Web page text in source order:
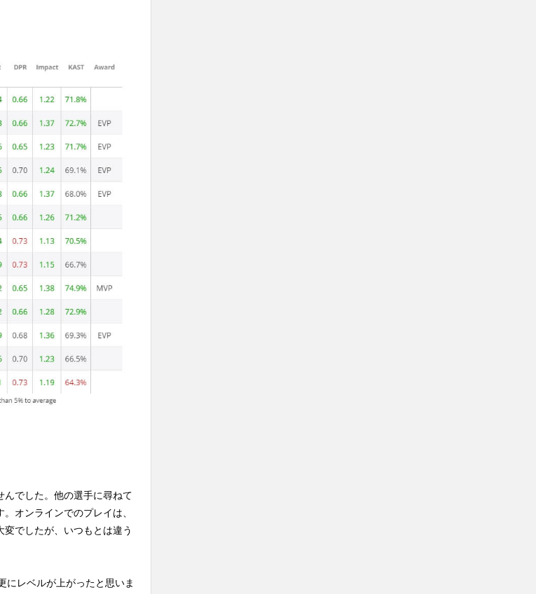
んでした。他の選手に尋ねて
オンラインでのプレイは、
でしたが、いつもとは違う
にレベルが上がったと思いま